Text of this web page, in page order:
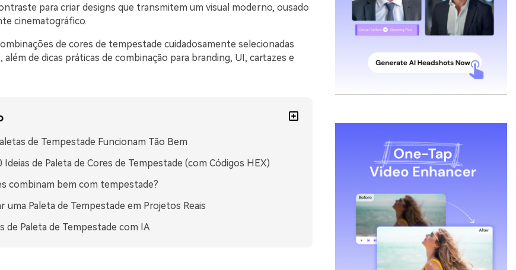
para criar designs que transmitem um visual moderno, ousado
cinematográfico.
de cores de tempestade cuidadosamente selecionadas
além de dicas práticas de combinação para branding, UI, cartazes e
de Tempestade Funcionam Tão Bem
Ideias de Paleta de Cores de Tempestade (com Códigos HEX)
combinam bem com tempestade?
uma Paleta de Tempestade em Projetos Reais
de Paleta de Tempestade com IA